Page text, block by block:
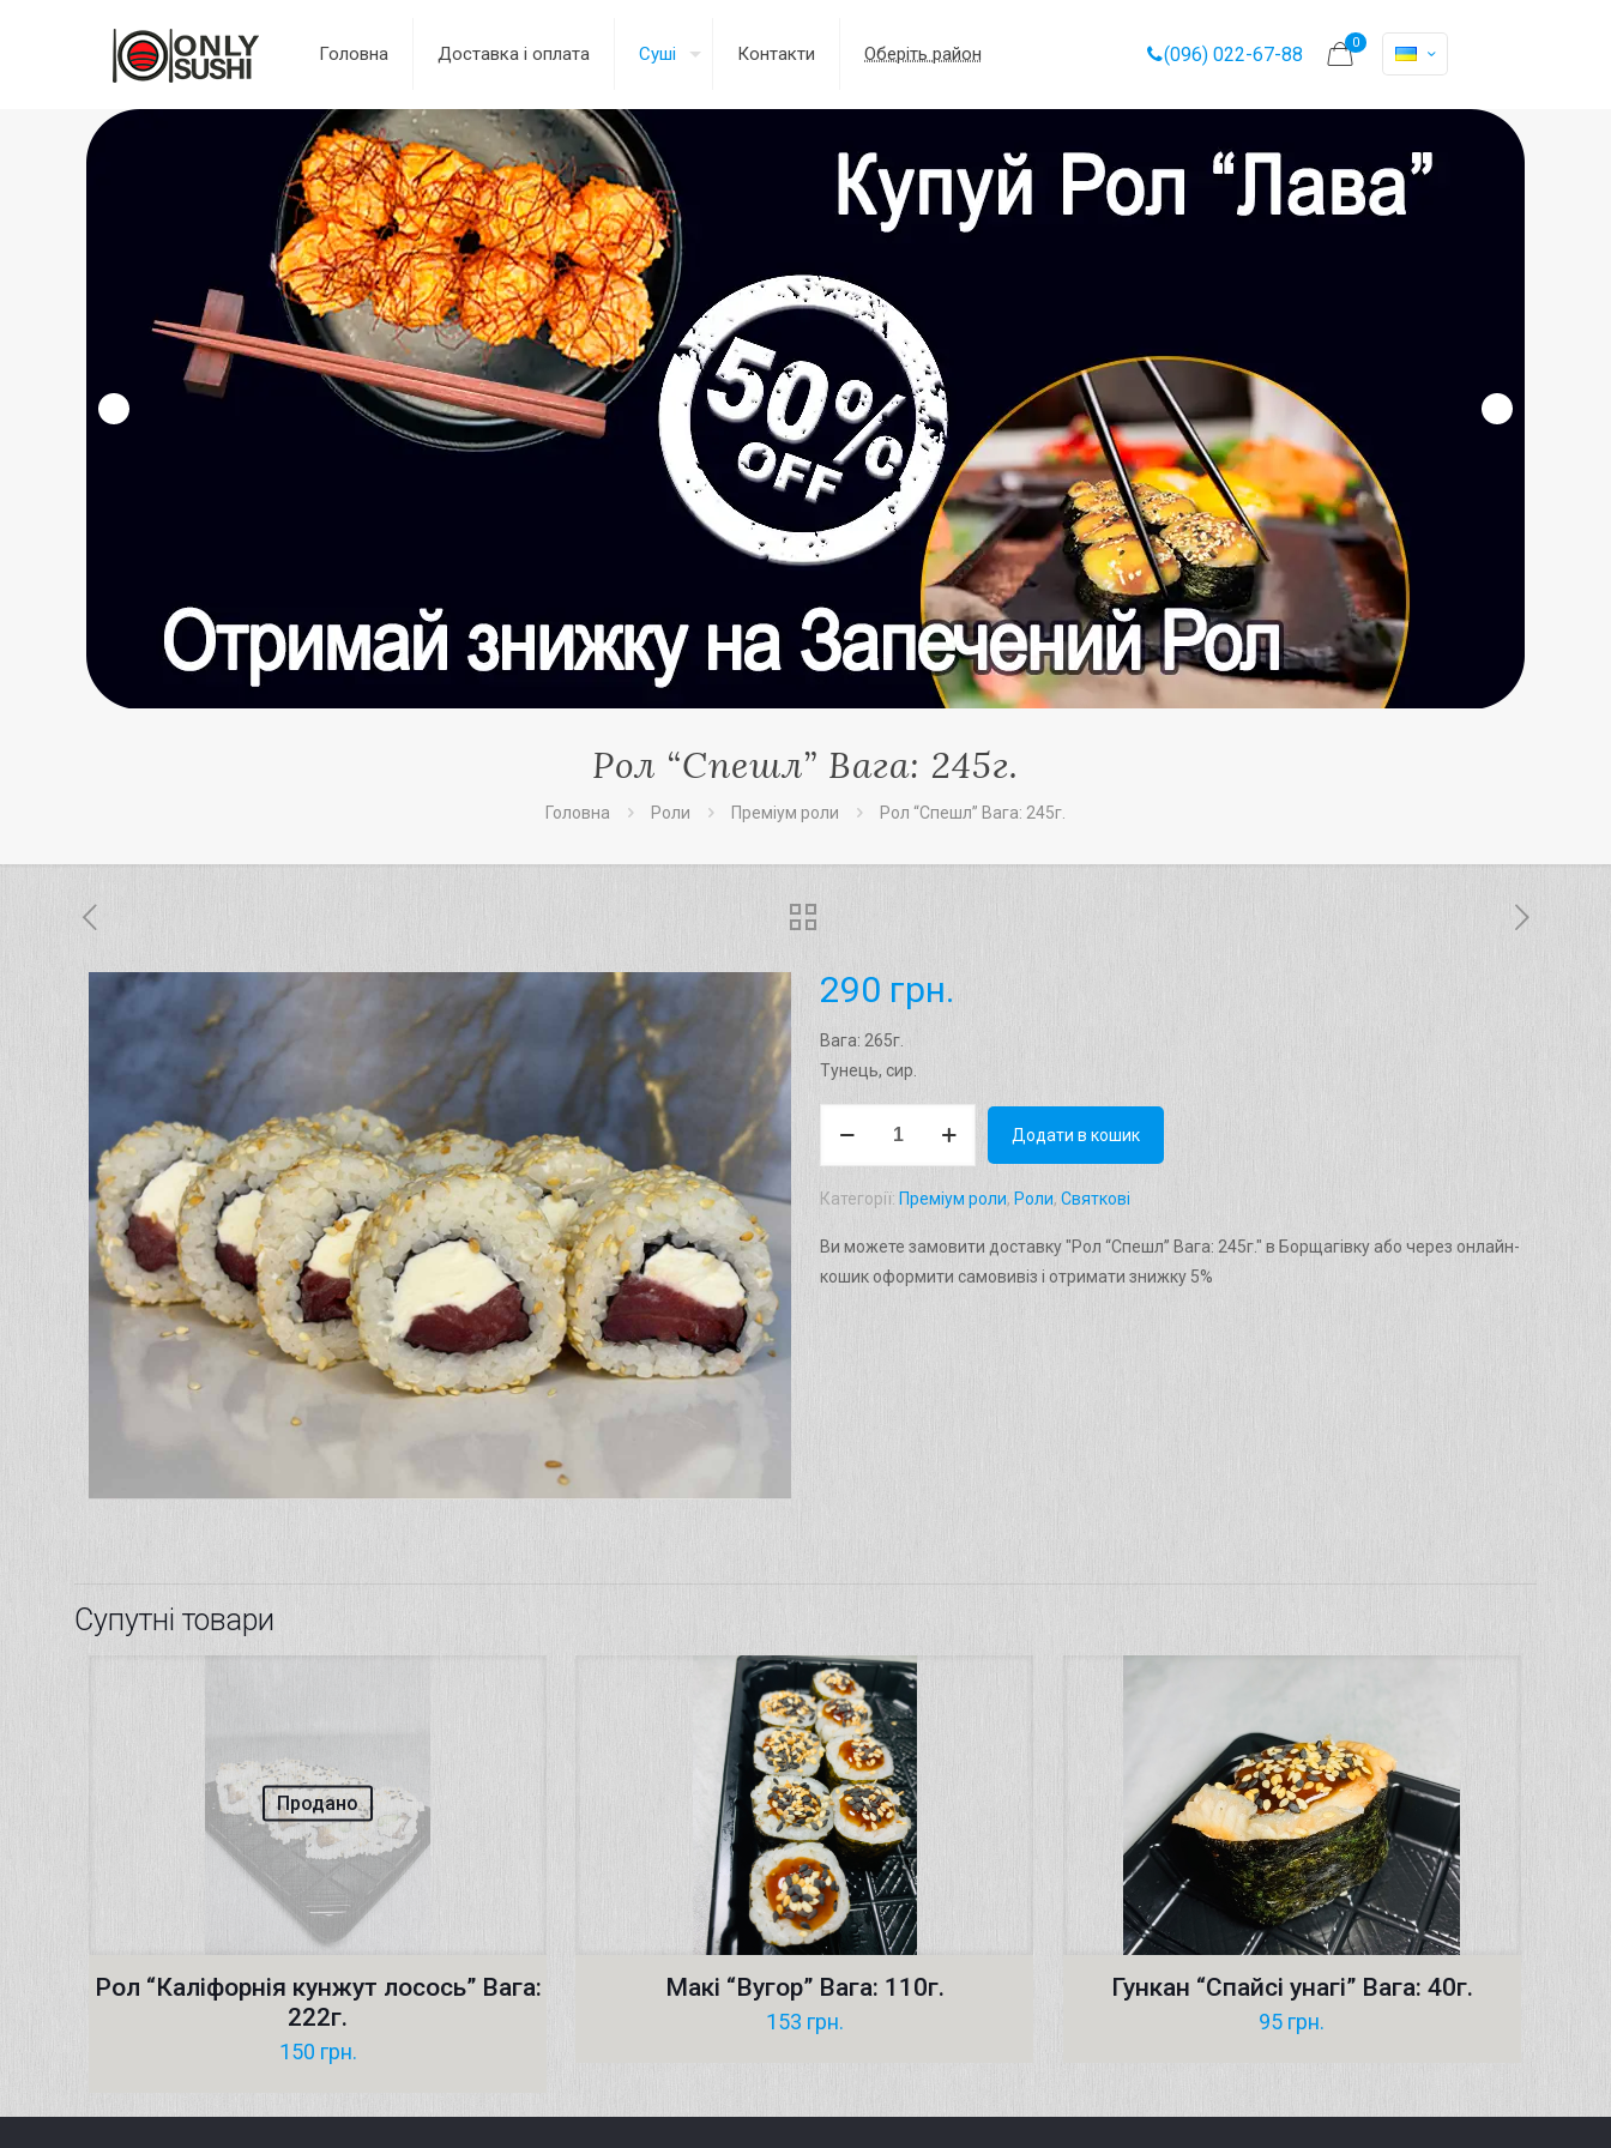
Головна Доставка і оплата Суші Контакти Оберіть район (096) 022-67-88
0
Рол “Спешл” Вага: 245г.
Головна Роли Преміум роли Рол “Спешл” Вага: 245г.
290 грн.
Вага: 265г.
Тунець, сир.
245г.
кількість
Додати в кошик
Категорії: Преміум роли, Роли, Святкові
Ви можете замовити доставку "Рол “Спешл” Вага: 245г." в Борщагівку або через онлайн-
кошик оформити самовивіз і отримати знижку 5%
Супутні товари
Продано
Рол “Каліфорнія кунжут лосось” Вага:
222г.
150 грн.
Макі “Вугор” Вага: 110г.
153 грн.
Гункан “Cпайсі унагi” Вага: 40г.
95 грн.